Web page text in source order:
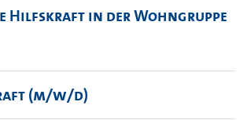
Hilfskraft in der Wohngruppe
(m/w/d)